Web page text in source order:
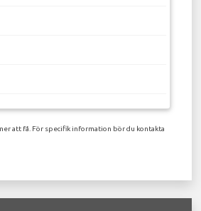
att få. För specifik information bör du kontakta